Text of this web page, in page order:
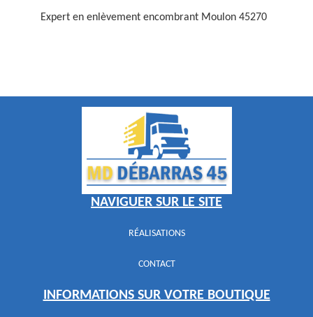
Expert en enlèvement encombrant Moulon 45270
NAVIGUER SUR LE SITE
RÉALISATIONS
CONTACT
INFORMATIONS SUR VOTRE BOUTIQUE